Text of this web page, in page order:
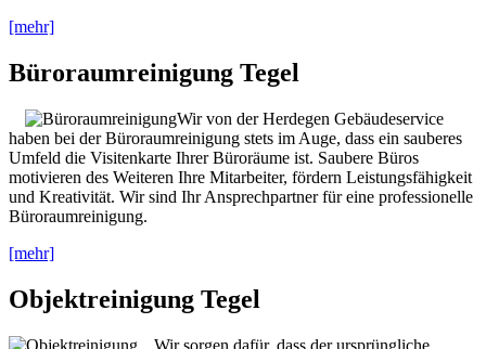
[mehr]
Büroraumreinigung Tegel
Wir von der Herdegen Gebäudeservice
haben bei der Büroraumreinigung stets im Auge, dass ein sauberes
Umfeld die Visitenkarte Ihrer Büroräume ist. Saubere Büros
motivieren des Weiteren Ihre Mitarbeiter, fördern Leistungsfähigkeit
und Kreativität. Wir sind Ihr Ansprechpartner für eine professionelle
Büroraumreinigung.
[mehr]
Objektreinigung Tegel
Wir sorgen dafür, dass der ursprüngliche